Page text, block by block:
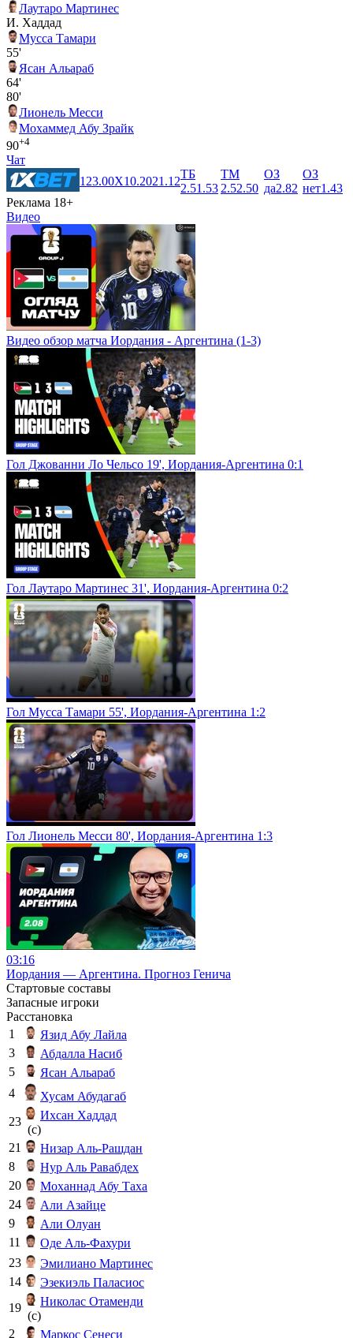
Лаутаро Мартинес
И. Хаддад
Мусса Тамари
55'
Ясан Альараб
64'
80'
Лионель Месси
Мохаммед Абу Зрайк
90+4
Чат
1 23.00X10.2021.12
ТБ
2.51.53
ТМ
2.52.50
ОЗ
да2.82
ОЗ
нет1.43
Реклама 18+
Видео
Видео обзор матча Иордания - Аргентина (1-3)
Гол Джованни Ло Чельсо 19', Иордания-Аргентина 0:1
Гол Лаутаро Мартинес 31', Иордания-Аргентина 0:2
Гол Мусса Тамари 55', Иордания-Аргентина 1:2
Гол Лионель Месси 80', Иордания-Аргентина 1:3
03:16
Иордания — Аргентина. Прогноз Генича
Стартовые составы
Запасные игроки
Расстановка
1
Язид Абу Лайла
3
Абдалла Насиб
5
Ясан Альараб
4
Хусам Абудагаб
23
Ихсан Хаддад
(c)
21
Низар Аль-Рашдан
8
Нур Аль Равабдех
20
Моханнад Абу Таха
24
Али Азайце
9
Али Олуан
11
Оде Аль-Фахури
23
Эмилиано Мартинес
14
Эзекиэль Паласиос
19
Николас Отаменди
(c)
2
Маркос Сенеси